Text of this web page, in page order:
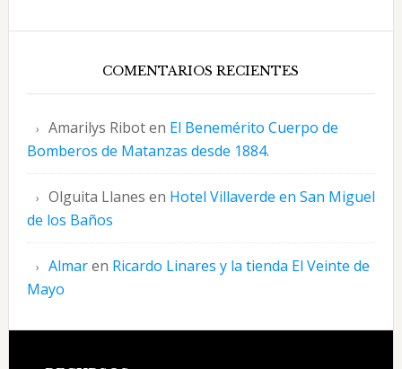
COMENTARIOS RECIENTES
Amarilys Riboten El Benemérito Cuerpo de
Bomberos de Matanzas desde 1884.
Olguita Llanes en Hotel Villaverde en San Miguel
de los Baños
Almaren Ricardo Linares y la tienda El Veinte de
Mayo